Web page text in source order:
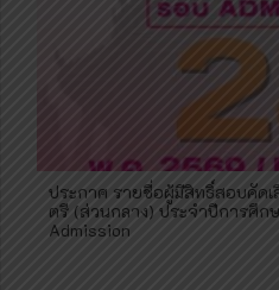
ประกาศ รายชื่อผู้มีสิทธิ์สอบคัด
ตรี (ส่วนกลาง) ประจำปีการศึก
Admission